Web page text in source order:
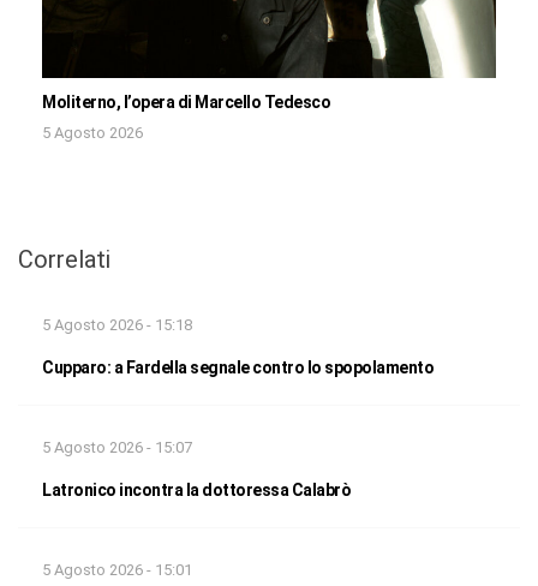
Moliterno, l’opera di Marcello Tedesco
5 Agosto 2026
Correlati
5 Agosto 2026 - 15:18
Cupparo: a Fardella segnale contro lo spopolamento
5 Agosto 2026 - 15:07
Latronico incontra la dottoressa Calabrò
5 Agosto 2026 - 15:01